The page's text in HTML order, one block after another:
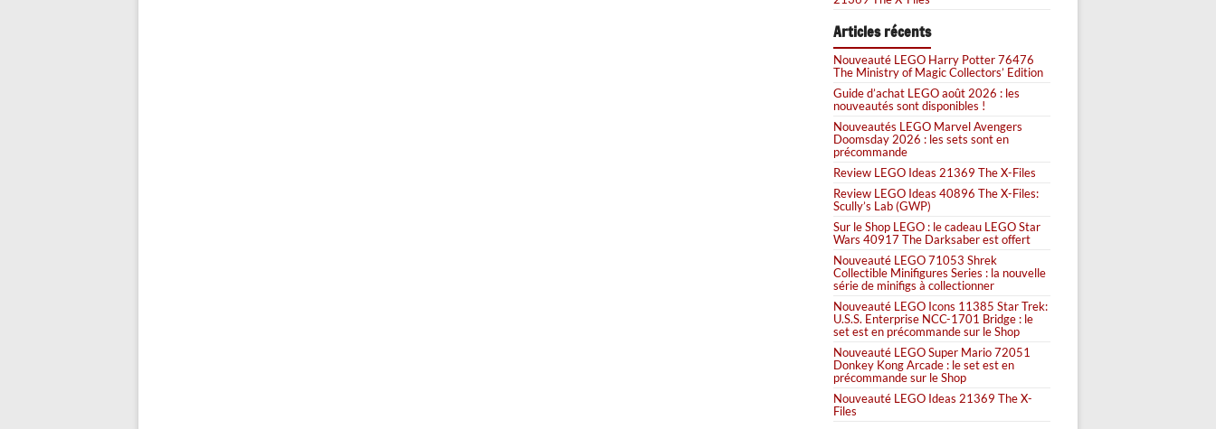
Articles récents
Nouveauté LEGO Harry Potter 76476
The Ministry of Magic Collectors’ Edition
Guide d’achat LEGO août 2026 : les
nouveautés sont disponibles !
Nouveautés LEGO Marvel Avengers
Doomsday 2026 : les sets sont en
précommande
Review LEGO Ideas 21369 The X-Files
Review LEGO Ideas 40896 The X-Files:
Scully’s Lab (GWP)
Sur le Shop LEGO : le cadeau LEGO Star
Wars 40917 The Darksaber est offert
Nouveauté LEGO 71053 Shrek
Collectible Minifigures Series : la nouvelle
série de minifigs à collectionner
Nouveauté LEGO Icons 11385 Star Trek:
U.S.S. Enterprise NCC-1701 Bridge : le
set est en précommande sur le Shop
Nouveauté LEGO Super Mario 72051
Donkey Kong Arcade : le set est en
précommande sur le Shop
Nouveauté LEGO Ideas 21369 The X-
Files